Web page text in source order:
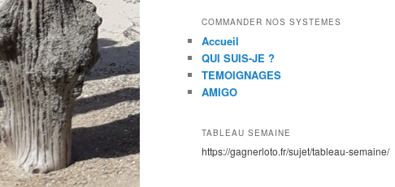
COMMANDER NOS SYSTEMES
Accueil
QUI SUIS-JE ?
TEMOIGNAGES
AMIGO
TABLEAU SEMAINE
https://gagnerloto.fr/sujet/tableau-semaine/